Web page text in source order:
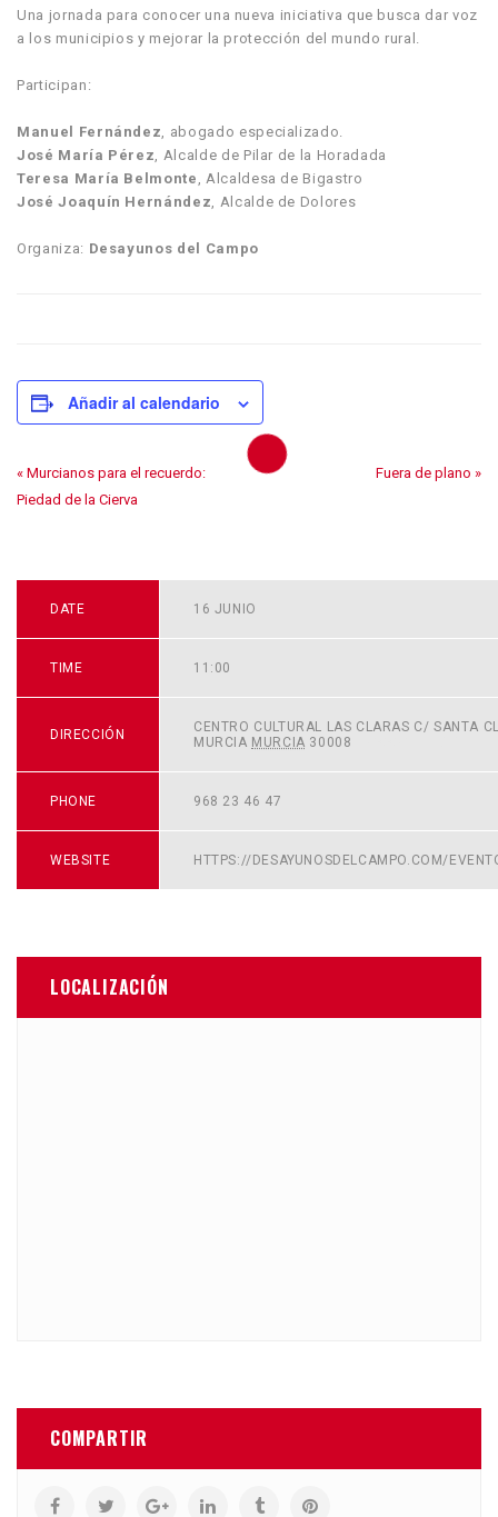
Una jornada para conocer una nueva iniciativa que busca dar voz
a los municipios y mejorar la protección del mundo rural.
Participan:
Manuel Fernández, abogado especializado.
José María Pérez, Alcalde de Pilar de la Horadada
Teresa María Belmonte , Alcaldesa de Bigastro
José Joaquín Hernández, Alcalde de Dolores
Organiza: Desayunos del Campo
Añadir al calendario
« Murcianos para el recuerdo:
Piedad de la Cierva
Fuera de plano »
DATE 16 JUNIO
TIME 11:00
DIRECCIÓN
CENTRO CULTURAL LAS CLARAS C/ SANTA
MURCIA MURCIA 30008
PHONE 968 23 46 47
WEBSITE HTTPS://DESAYUNOSDELCAMPO.COM/
LOCALIZACIÓN
COMPARTIR